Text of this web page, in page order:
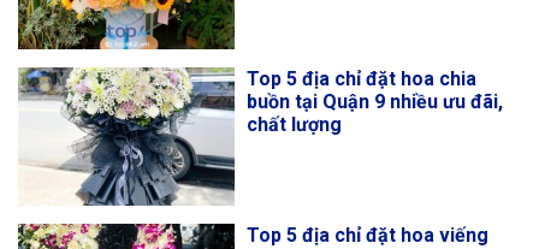
Top 5 địa chỉ đặt hoa chia
buồn tại Quận 9 nhiều ưu đãi,
chất lượng
Top 5 địa chỉ đặt hoa viếng